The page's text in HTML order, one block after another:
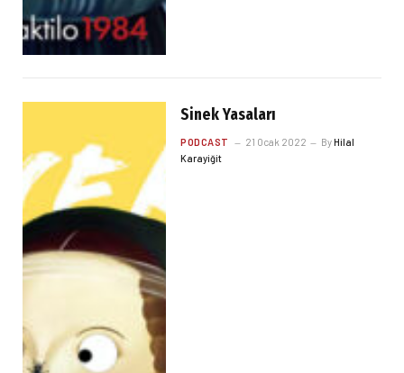
Sinek Yasaları
PODCAST 21 Ocak 2022 ByHilal
Karayiğit